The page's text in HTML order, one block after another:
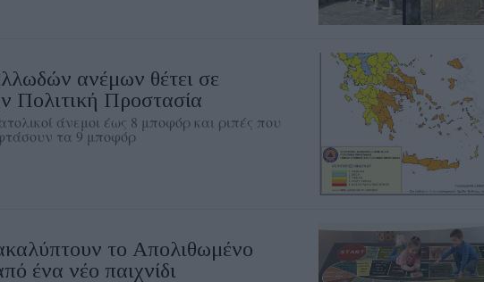
ανέμων θέτει σε
Πολιτική Προστασία
άνεμοι έως 8 μποφόρ και ριπές που
τα 9 μποφόρ
το Απολιθωμένο
ένα νέο παιχνίδι